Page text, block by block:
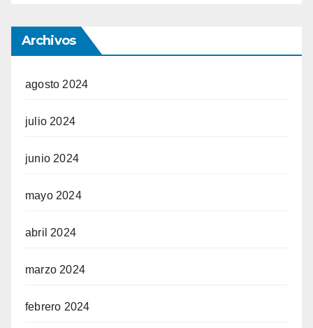
Archivos
agosto 2024
julio 2024
junio 2024
mayo 2024
abril 2024
marzo 2024
febrero 2024